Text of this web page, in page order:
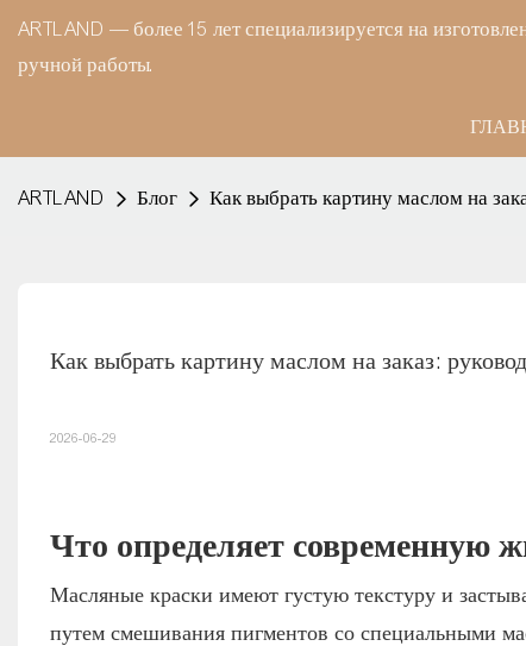
ARTLAND — более 15 лет специализируется на
ручной работы.
ARTLAND Блог Как выбрать картину маслом на
Как выбрать картину маслом на заказ:
2026-06-29
Что определяет современную
Масляные краски имеют густую текстуру и
путем смешивания пигментов со специальными